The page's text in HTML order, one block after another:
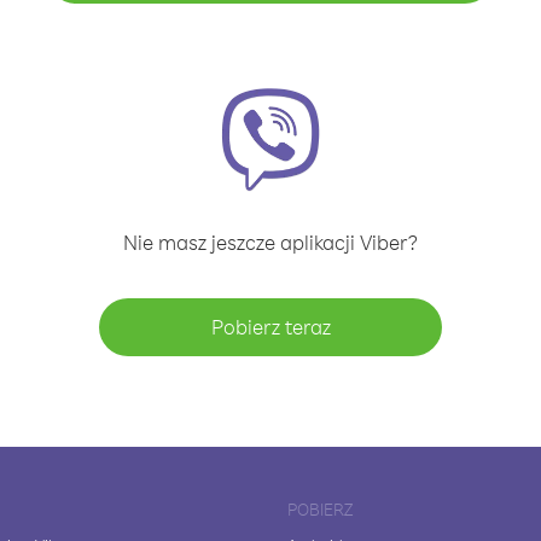
Nie masz jeszcze aplikacji Viber?
Pobierz teraz
POBIERZ